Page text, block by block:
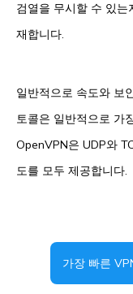
검열을 무시할 수 있
재합니다.
일반적으로 속도와 보
토콜은 일반적으로 가
OpenVPN은 UDP와
도를 모두 제공합니다.
가장 빠른